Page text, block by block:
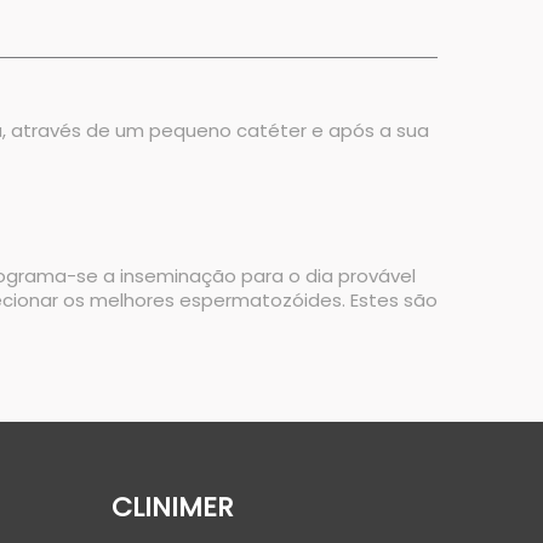
através de um pequeno catéter e após a sua
se a inseminação para o dia provável
os melhores espermatozóides. Estes são
CLINIMER